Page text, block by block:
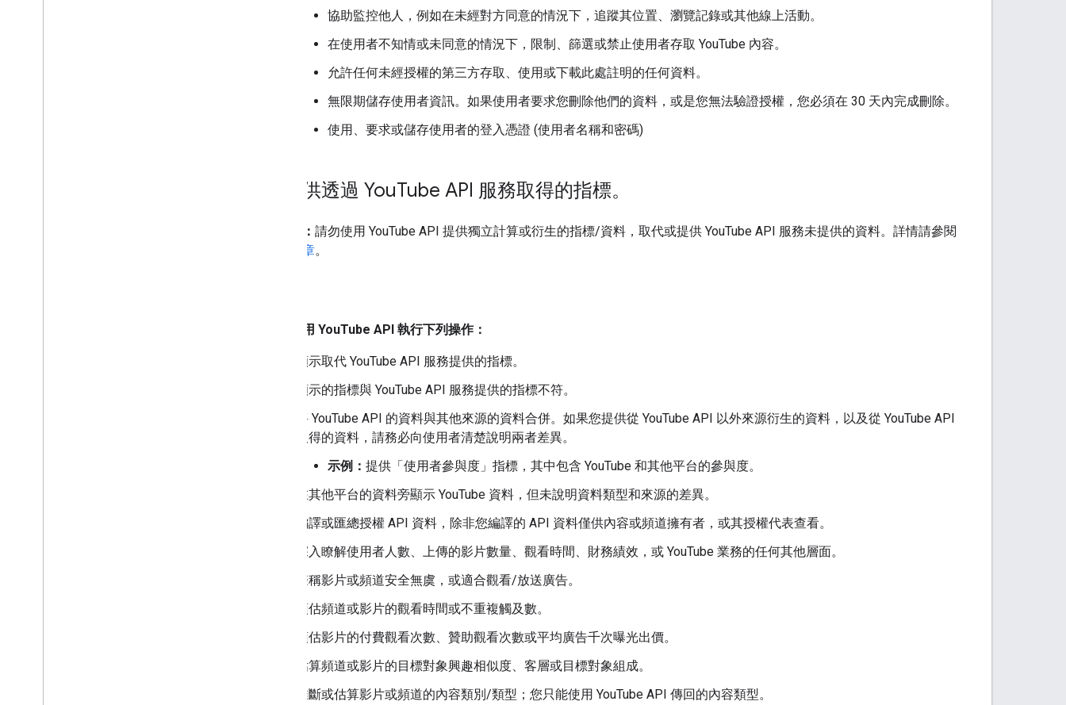
協助監控他人，例如在未經對方同意的情況下，追蹤其位置、瀏覽記錄或其他線上活動。
在使用者不知情或未同意的情況下，限制、篩選或禁止使用者存取 YouTube 內容。
允許任何未經授權的第三方存取、使用或下載此處註明的任何資料。
無限期儲存使用者資訊。如果使用者要求您刪除他們的資料，或是您無法驗證授權，您必須在 30 天內完成刪除。
使用、要求或儲存使用者的登入憑證 (使用者名稱和密碼)
只提供透過 YouTube API 服務取得的指標。
這代表： 請勿使用 YouTube API 提供獨立計算或衍生的指標/資料，取代或提供 YouTube API 服務未提供的資料。詳情請參閱
這篇文章。
請勿使用 YouTube API 執行下列操作：
顯示取代 YouTube API 服務提供的指標。
顯示的指標與 YouTube API 服務提供的指標不符。
將 YouTube API 的資料與其他來源的資料合併。如果您提供從 YouTube API 以外來源衍生的資料，以及從 YouTube API
取得的資料，請務必向使用者清楚說明兩者差異。
示例： 提供「使用者參與度」指標，其中包含 YouTube 和其他平台的參與度。
在其他平台的資料旁顯示 YouTube 資料，但未說明資料類型和來源的差異。
編譯或匯總授權 API 資料，除非您編譯的 API 資料僅供內容或頻道擁有者，或其授權代表查看。
深入瞭解使用者人數、上傳的影片數量、觀看時間、財務績效，或 YouTube 業務的任何其他層面。
聲稱影片或頻道安全無虞，或適合觀看/放送廣告。
預估頻道或影片的觀看時間或不重複觸及數。
預估影片的付費觀看次數、贊助觀看次數或平均廣告千次曝光出價。
估算頻道或影片的目標對象興趣相似度、客層或目標對象組成。
推斷或估算影片或頻道的內容類別/類型；您只能使用 YouTube API 傳回的內容類型。